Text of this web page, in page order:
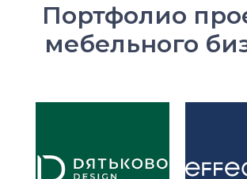
Портфолио
мебельного